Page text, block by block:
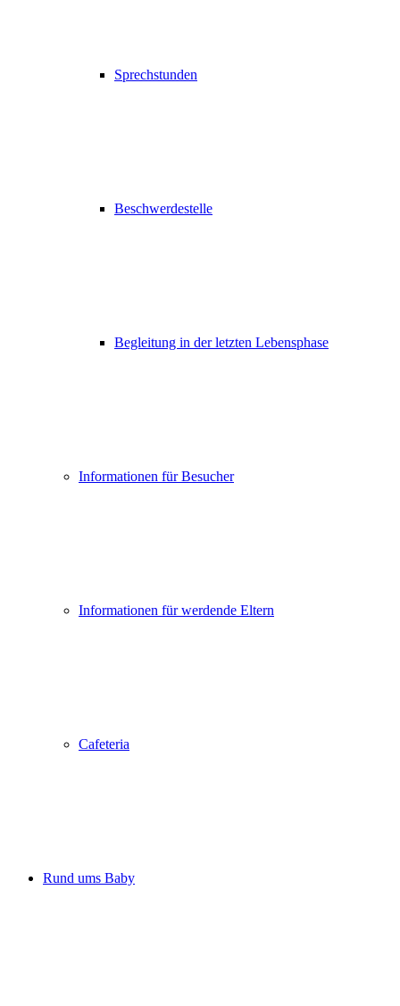
Sprechstunden
Beschwerdestelle
Begleitung in der letzten Lebensphase
Informationen für Besucher
Informationen für werdende Eltern
Cafeteria
Rund ums Baby